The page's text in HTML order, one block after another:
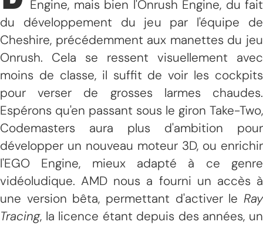
Engine, mais bien l'Onrush Engine, du fait
du développement du jeu par l'équipe de
Cheshire, précédemment aux manettes du jeu
Onrush. Cela se ressent visuellement avec
moins de classe, il suffit de voir les cockpits
pour verser de grosses larmes chaudes.
Espérons qu'en passant sous le giron Take-Two,
Codemasters aura plus d'ambition pour
développer un nouveau moteur 3D, ou enrichir
l'EGO Engine, mieux adapté à ce genre
vidéoludique. AMD nous a fourni un accès à
une version bêta, permettant d'activer le Ray
Tracing, la licence étant depuis des années, un